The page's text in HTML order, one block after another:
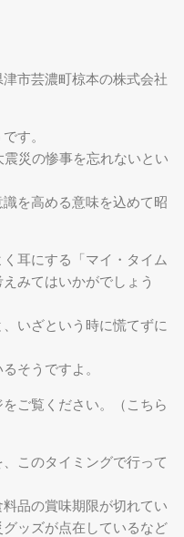
市芸濃町椋本の株式会社
す。
災の惨事を忘れないとい
を高める意味を込めて昭
耳にする「マイ・タイム
みてはいかがでしょう
いざという時に慌てずに
そうですよ。
ご覧ください。（こちら
このタイミングで行って
品の賞味期限が切れてい
ッズが点在しているなど